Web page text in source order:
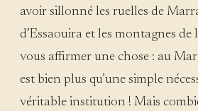
avoir sillonné les ruelles de
d’Essaouira et les montagnes de
vous affirmer une chose : au
est bien plus qu’une simple
véritable institution ! Mais